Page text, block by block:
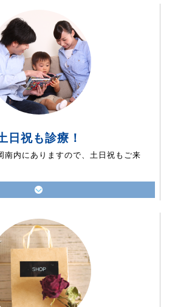
日祝も診療！
南内にありますので、土日祝もご来